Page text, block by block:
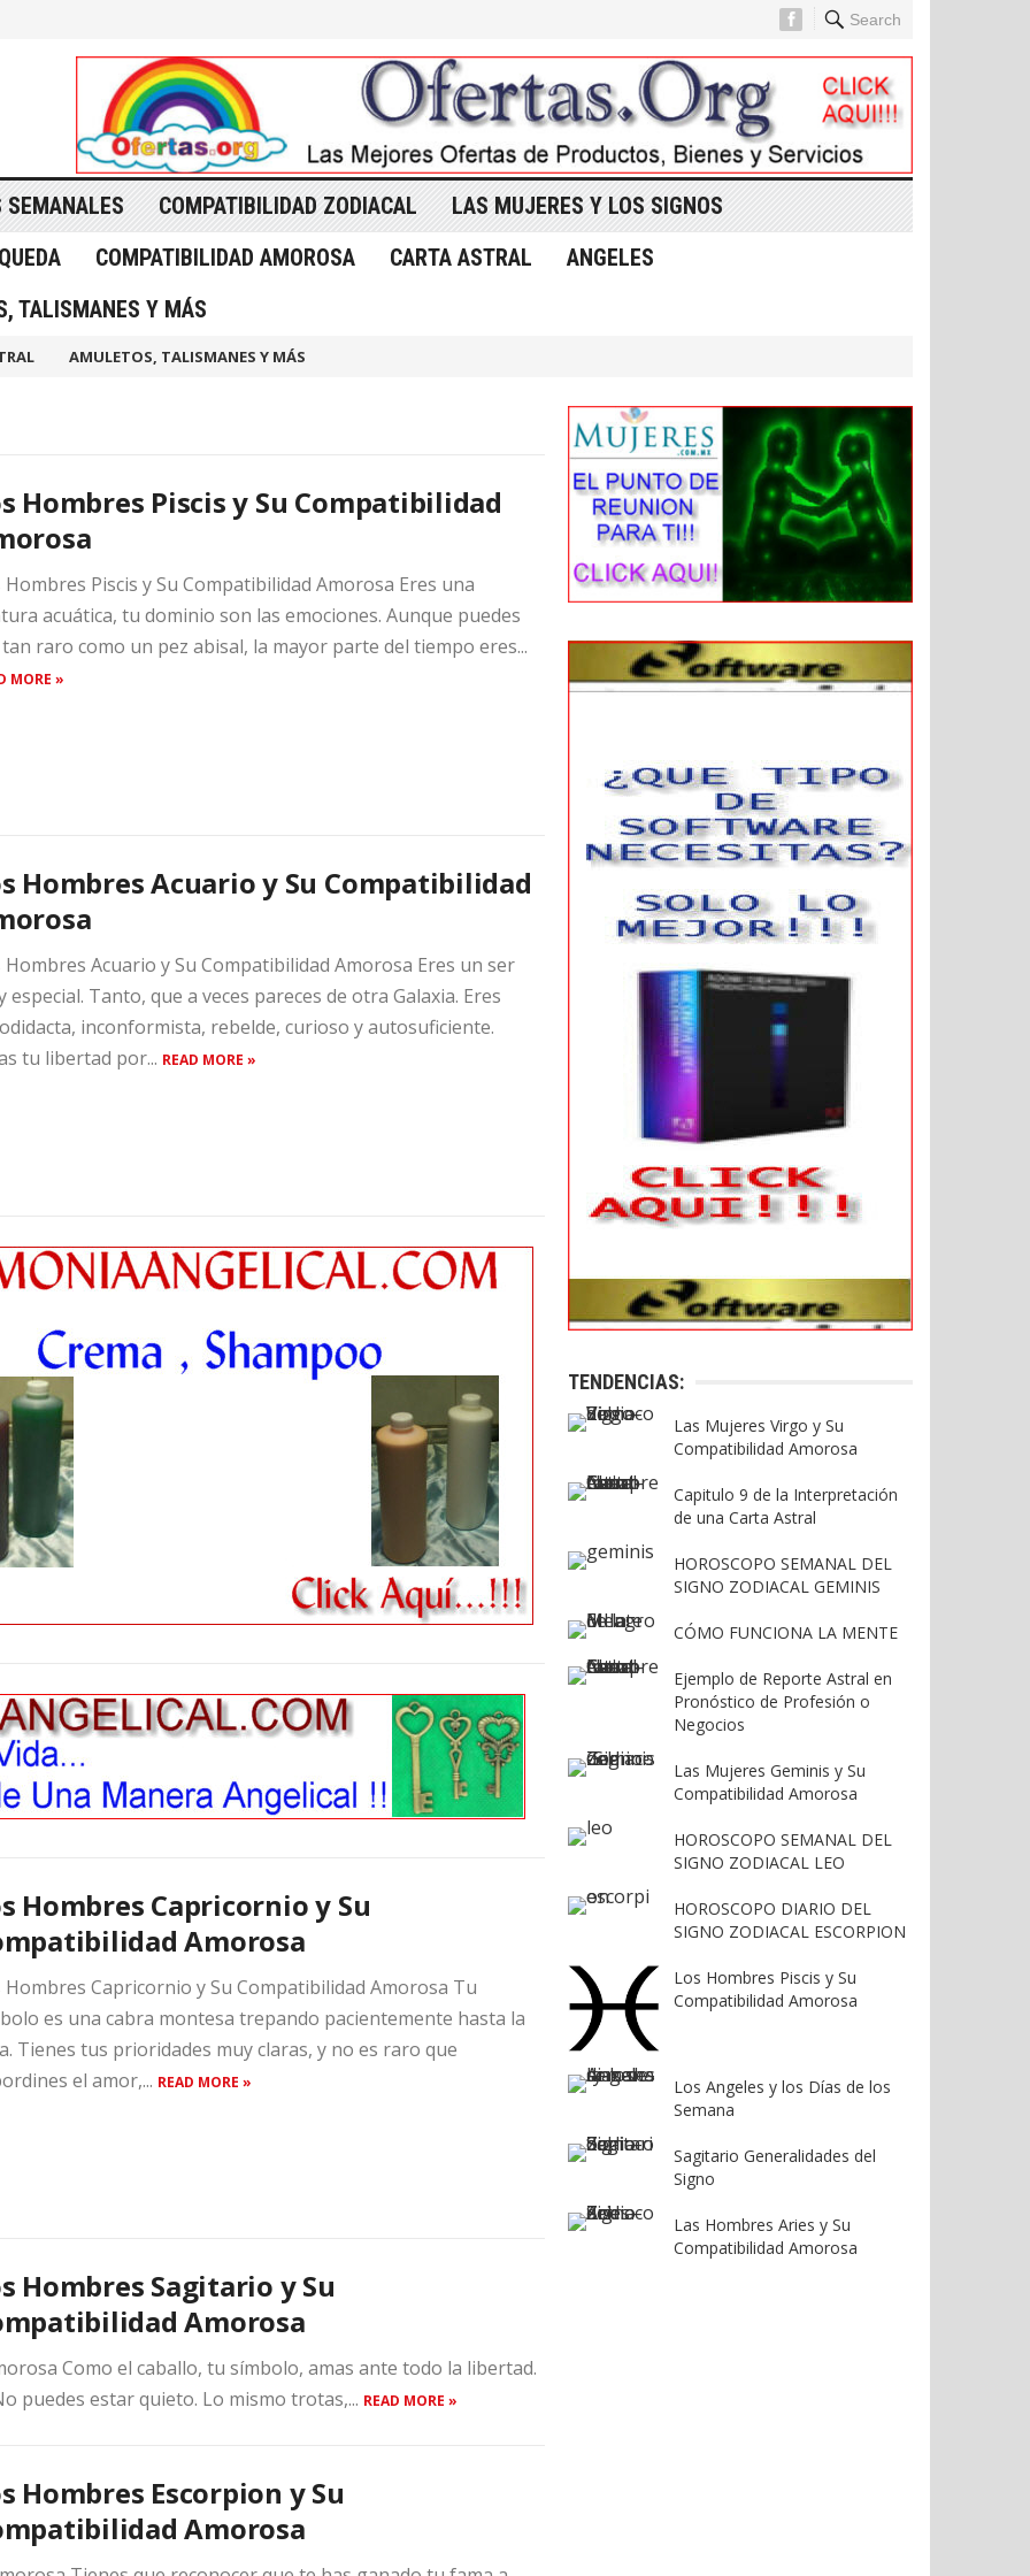
Search
SEMANALES COMPATIBILIDAD ZODIACAL
LAS MUJERES Y LOS SIGNOS
COMPATIBILIDAD AMOROSA CARTA ASTRAL
ANGELES
TALISMANES Y MÁS
AMULETOS, TALISMANES Y MÁS
Hombres Piscis y Su Compatibilidad
Hombres Piscis y Su Compatibilidad Amorosa Eres una
acuática, tu dominio son las emociones. Aunque puedes
raro como un pez abisal, la mayor parte del tiempo eres...
MORE »
Hombres Acuario y Su Compatibilidad
Hombres Acuario y Su Compatibilidad Amorosa Eres un ser
especial. Tanto, que a veces pareces de otra Galaxia. Eres
inconformista, rebelde, curioso y autosuficiente.
tu libertad por... READ MORE »
Hombres Capricornio y Su
Amorosa
Hombres Capricornio y Su Compatibilidad Amorosa Tu
es una cabra montesa trepando pacientemente hasta la
Tienes tus prioridades muy claras, y no es raro que
el amor,... READ MORE »
Hombres Sagitario y Su
Amorosa
Como el caballo, tu símbolo, amas ante todo la libertad.
puedes estar quieto. Lo mismo trotas,... READ MORE »
Hombres Escorpion y Su
Amorosa
TENDENCIAS:
Las Mujeres Virgo y Su
Compatibilidad Amorosa
Capitulo 9 de la Interpretación
de una Carta Astral
HOROSCOPO SEMANAL DEL
SIGNO ZODIACAL GEMINIS
CÓMO FUNCIONA LA MENTE
Ejemplo de Reporte Astral en
Pronóstico de Profesión o
Negocios
Las Mujeres Geminis y Su
Compatibilidad Amorosa
HOROSCOPO SEMANAL DEL
SIGNO ZODIACAL LEO
HOROSCOPO DIARIO DEL
SIGNO ZODIACAL ESCORPION
Los Hombres Piscis y Su
Compatibilidad Amorosa
Los Angeles y los Días de los
Semana
Sagitario Generalidades del
Signo
Las Hombres Aries y Su
Compatibilidad Amorosa